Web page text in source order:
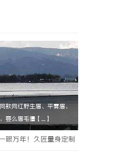
款网红野生眉、平雾眉，
么眉毛僵【....】
眼万年！久匠量身定制
的点睛之笔！淡颜系女